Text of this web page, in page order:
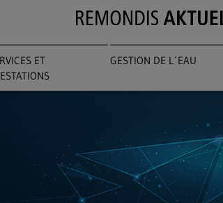
ET
GESTION DE L´EAU